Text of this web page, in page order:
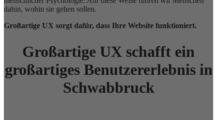
dahin, wohin sie gehen sollen.
Großartige UX sorgt dafür, dass Ihre Website funktioniert.
Großartige UX schafft ein
großartiges Benutzererlebnis in
Schwabbruck